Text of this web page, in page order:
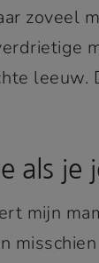
zoveel
leeuw.
als je
mijn